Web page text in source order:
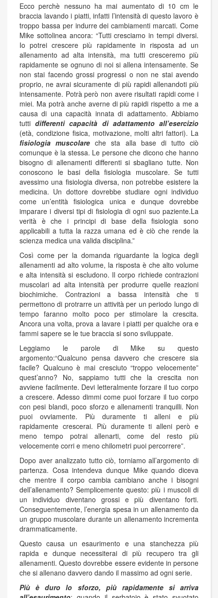
Ecco perchè nessuno ha mai aumentato di 10 cm le
braccia lavando i piatti, infatti l’intensità di questo lavoro è
troppo bassa per indurre dei cambiamenti marcati. Come
Mike sottolinea ancora: “Tutti cresciamo in tempi diversi.
Io potrei crescere più rapidamente in risposta ad un
allenamento ad alta intensità, ma tutti cresceremo più
rapidamente se ognuno di noi si allena intensamente. Se
non stai facendo grossi progressi o non ne stai avendo
proprio, ne avrai sicuramente di più rapidi allenandoti più
intensamente. Potrà però non avere risultati rapidi come i
miei. Ma potrà anche averne di più rapidi rispetto a me a
causa di una capacità innata di adattamento. Abbiamo
tuttidifferenti capacità di adattamento all’esercizio
(età, condizione fisica, motivazione, molti altri fattori). La
fisiologia muscolare che sta alla base di tutto ciò
comunque è la stessa. Le persone che dicono che hanno
bisogno di allenamenti differenti si sbagliano tutte. Non
conoscono le basi della fisiologia muscolare. Se tutti
avessimo una fisiologia diversa, non potrebbe esistere la
medicina. Un dottore dovrebbe studiare ogni individuo
come un’entità fisiologica unica e dunque dovrebbe
imparare i diversi tipi di fisiologia di ogni suo paziente.La
verità è che i principi di base della fisiologia sono
applicabili a tutta la razza umana ed è ciò che rende la
scienza medica una valida disciplina.”
Così come per la domanda riguardante la logica degli
allenamenti ad alto volume, la risposta è che alto volume
e alta intensità si escludono. Il corpo richiede contrazioni
muscolari ad alta intensità per produrre quelle reazioni
biochimiche. Contrazioni a bassa intensità che ti
permettono di protrarre un attività per un periodo lungo di
tempo faranno molto poco per stimolare la crescita.
Ancora una volta, prova a lavare i piatti per qualche ora e
fammi sapere se le tue braccia si sono sviluppate.
Leggiamo le parole di Mike su questo
argomento:“Qualcuno pensa davvero che crescere sia
facile? Qualcuno è mai cresciuto “troppo velocemente”
quest’anno? No, sappiamo tutti che la crescita non
avviene facilmente. Devi letteralmente forzare il tuo corpo
a crescere. Adesso dimmi come puoi forzare il tuo corpo
con pesi blandi, poco sforzo e allenamenti tranquilli. Non
puoi ovviamente. Più duramente ti alleni e più
rapidamente crescerai. Più duramente ti alleni però e
meno tempo potrai allenarti, come del resto più
velocemente corri e meno chilometri puoi percorrere”.
Dopo aver analizzato tutto ciò, torniamo all’argomento di
partenza. Cosa intendeva dunque Mike quando diceva
che mentre il corpo cambia cambiano anche i bisogni
dell’allenamento? Semplicemente questo: più i muscoli di
un individuo diventano grossi e più diventano forti.
Conseguentemente, l’energia spesa in un allenamento da
un gruppo muscolare durante un allenamento incrementa
drammaticamente.
Questo causa un esaurimento e una stanchezza più
rapida e dunque necessiterai di più recupero tra gli
allenamenti. Questo dovrebbe essere evidente in persone
che si allenano davvero dando il massimo ad ogni serie.
Più è duro lo sforzo, più rapidamente si arriva